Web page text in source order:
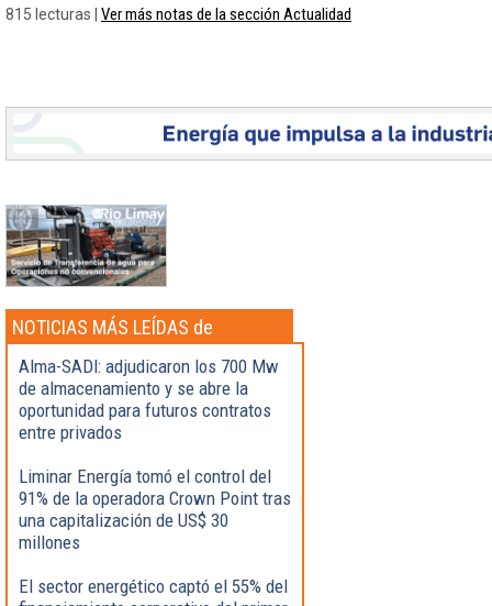
815 lecturas | Ver más notas de la sección Actualidad
NOTICIAS MÁS LEÍDAS de
Actualidad
Alma-SADI: adjudicaron los 700 Mw
de almacenamiento y se abre la
oportunidad para futuros contratos
entre privados
Liminar Energía tomó el control del
91% de la operadora Crown Point tras
una capitalización de US$ 30
millones
El sector energético captó el 55% del